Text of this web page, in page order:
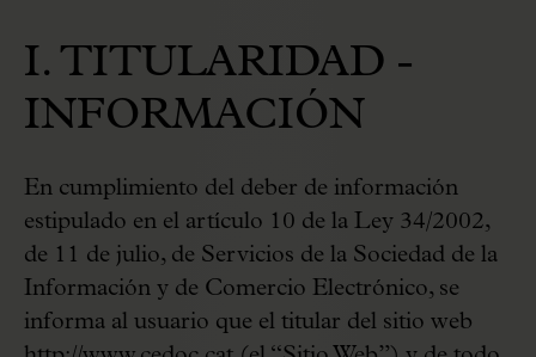
I. TITULARIDAD -
INFORMACIÓN
En cumplimiento del deber de información
estipulado en el artículo 10 de la Ley 34/2002,
de 11 de julio, de Servicios de la Sociedad de la
Información y de Comercio Electrónico, se
informa al usuario que el titular del sitio web